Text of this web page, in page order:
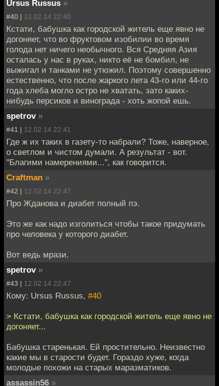
Ursus Russus »
#40 | 12.02.14 22:40
Кстати, бабушка как городской житель еще явно не
догоняет, что во фруктовом изобилии во время
голода нет ничего необычного. Вся Средняя Азия
осталась у нас в руках, никто её не бомбил, не
выжигал и танками не утюжил. Поэтому совершенно
естественно, что после жаркого лета 43-го или 44-го
года хлеба могло остро не хватать, зато каких-
нибудь персиков и винограда - хоть жопой ешь.
spetrov »
#41 | 12.02.14 22:41
Где ж их таких в газету-то набрали? Тоже, наверное,
о светлом и чистом думали. А результат - вот.
"Благими намерениями...", как говорится.
Craftman »
#42 | 12.02.14 22:47
Про Жданова и диабет полный пэ.
Это же как надо изголиться чтобы такое придумать
про человека у которого диабет.
Вот ведь мрази.
spetrov »
#43 | 12.02.14 22:47
Кому: Ursus Russus, #40
> Кстати, бабушка как городской житель еще явно не
догоняет...
Бабушка старенькая. Ей простительно. Неизвестно
какие мы в старости будет. Гораздо хуже, когда
молодые похожи на старых маразматиков.
assassin56 »